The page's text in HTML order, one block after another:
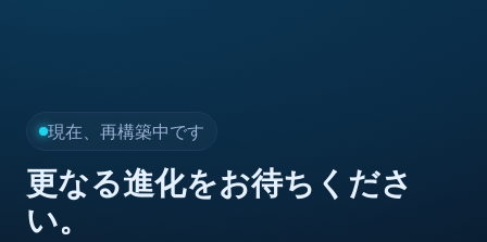
現在、再構築中です
更なる進化をお待ちくださ
い。